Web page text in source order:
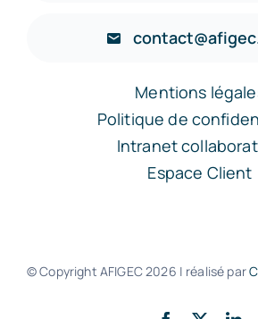
Mentions
Politique de
Intranet
Espace Client
© Copyright AFIGEC2026 | réalisé par